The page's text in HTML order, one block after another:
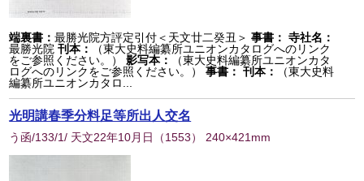
端裏書：最勝光院方評定引付＜天文廿二癸丑＞ 事書： 寺社名：
最勝光院 刊本：
（東大史料編纂所ユニオンカタログへのリンク
をご参照ください。）
影写本：
（東大史料編纂所ユニオンカタ
ログへのリンクをご参照ください。）
事書： 刊本：
（東大史料
編纂所ユニオンカタロ...
光明講春季分料足等所出人交名
う函/133/1/ 天文22年10月日 （1553） 240×421mm